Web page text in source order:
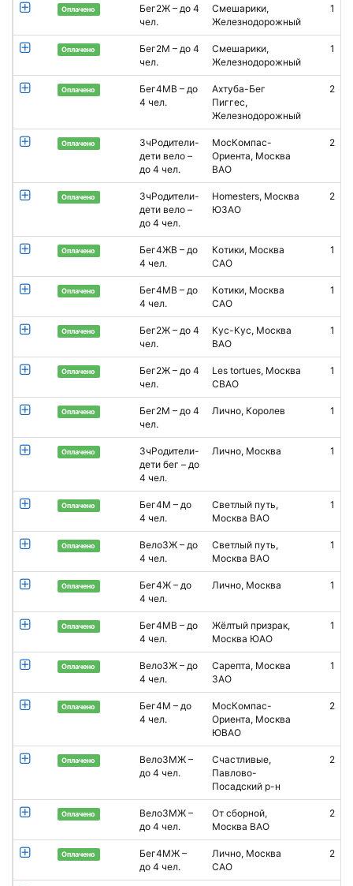
Оплачено
Бег2Ж – до 4
чел.
Смешарики,
Железнодорожный
1
Оплачено
Бег2М – до 4
чел.
Смешарики,
Железнодорожный
1
Оплачено
Бег4МВ – до
4 чел.
Ахтуба-Бег
Пиггес,
Железнодорожный
2
Оплачено
3чРодители-
дети вело –
до 4 чел.
МосКомпас-
Ориента, Москва
ВАО
2
Оплачено
3чРодители-
дети вело –
до 4 чел.
Homesters, Москва
ЮЗАО
2
Оплачено
Бег4ЖВ – до
4 чел.
Котики, Москва
САО
1
Оплачено
Бег4МВ – до
4 чел.
Котики, Москва
САО
1
Оплачено
Бег2Ж – до 4
чел.
Кус-Кус, Москва
ВАО
1
Оплачено
Бег2Ж – до 4
чел.
Les tortues, Москва
СВАО
1
Оплачено
Бег2М – до 4
чел.
Лично, Королев 1
Оплачено
3чРодители-
дети бег – до
4 чел.
Лично, Москва 1
Оплачено
Бег4М – до
4 чел.
Светлый путь,
Москва ВАО
1
Оплачено
Вело3Ж – до
4 чел.
Светлый путь,
Москва ВАО
1
Оплачено
Бег4Ж – до
4 чел.
Лично, Москва 1
Оплачено
Бег4МВ – до
4 чел.
Жёлтый призрак,
Москва ЮАО
1
Оплачено
Вело3Ж – до
4 чел.
Сарепта, Москва
ЗАО
1
Оплачено
Бег4М – до
4 чел.
МосКомпас-
Ориента, Москва
ЮВАО
2
Оплачено
Вело3МЖ –
до 4 чел.
Счастливые,
Павлово-
Посадский р-н
2
Оплачено
Вело3МЖ –
до 4 чел.
От сборной,
Москва ВАО
2
Оплачено
Бег4МЖ –
до 4 чел.
Лично, Москва
САО
2